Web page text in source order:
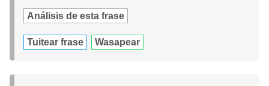
Análisis de esta frase
Tuitear frase Wasapear